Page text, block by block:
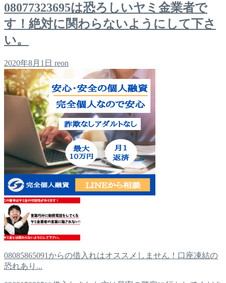
08077323695は恐ろしいヤミ金業者で
す！絶対に関わらないようにして下さ
い。
2020年8月1日 reon
08085865091からの借入れはオススメしません！口座凍結の
恐れあり...